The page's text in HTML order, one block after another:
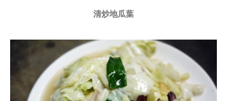
清炒地瓜葉